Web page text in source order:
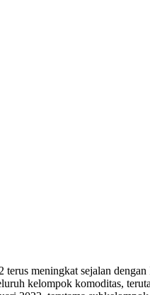
meningkat sejalan
kelompok komoditas,